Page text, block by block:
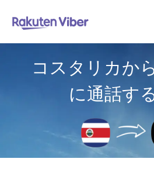
コスタリカか
に通話す